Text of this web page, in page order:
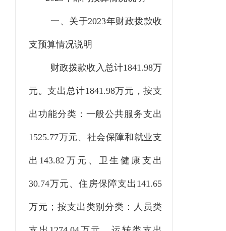
一、关于2023年财政拨款收
支预算情况说明
财政拨款收入总计1841.98万
元。支出总计1841.98万元，按支
出功能分类 ：一般公共服务支出
1525.77万元、社会保障和就业支
出 143.82 万元、卫生健康支出
30.74万元、住房保障支出 141.65
万元 ；按支出类别分类：人员类